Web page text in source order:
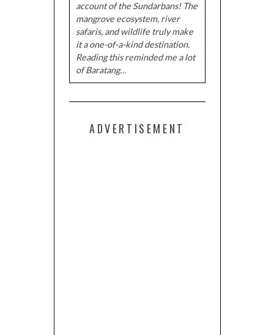
account of the Sundarbans! The
mangrove ecosystem, river
safaris, and wildlife truly make
it a one-of-a-kind destination.
Reading this reminded me a lot
of Baratang…
ADVERTISEMENT